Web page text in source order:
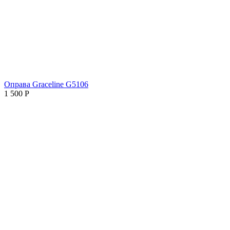
Оправа Graceline G5106
1 500 Р